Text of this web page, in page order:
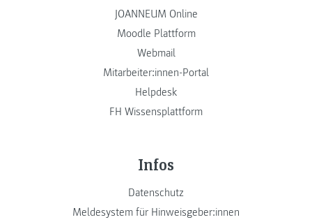
JOANNEUM Online
Moodle Plattform
Webmail
Mitarbeiter:innen-Portal
Helpdesk
FH Wissensplattform
Infos
Datenschutz
Meldesystem für Hinweisgeber:innen